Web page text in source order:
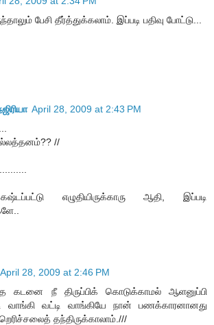
பேசி தீர்த்துக்கலாம். இப்படி பதிவு போட்டு...
April 28, 2009 at 2:43 PM
//
எழுதியிருக்காரு ஆதி, இப்படி
April 28, 2009 at 2:46 PM
கடனை நீ திருப்பிக் கொடுக்காமல் ஆளனுப்பி
வாங்கி வட்டி வாங்கியே நான் பணக்காரனானது
தந்திருக்காலாம்.///